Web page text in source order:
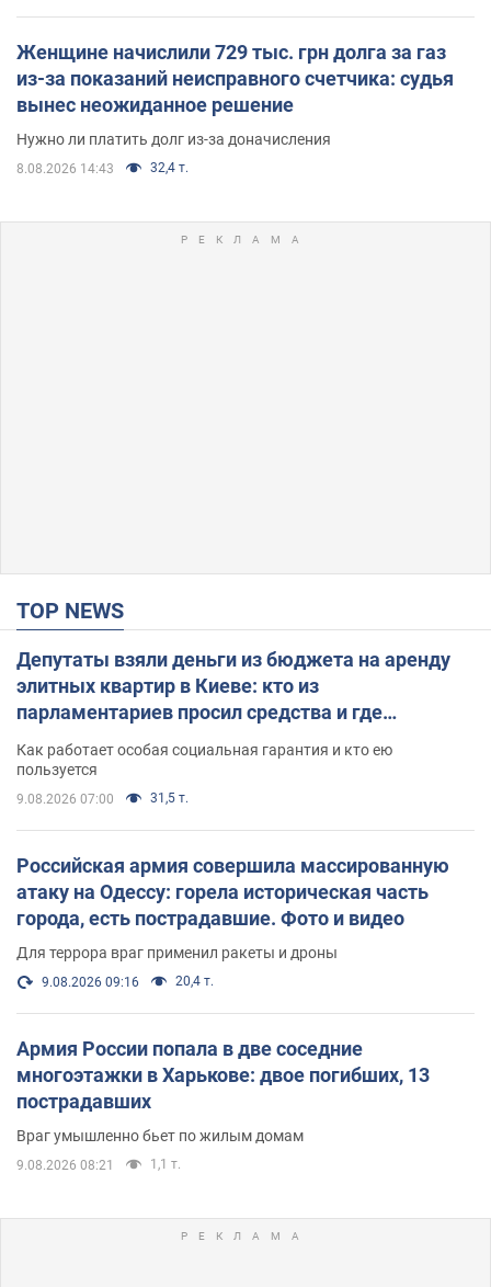
Женщине начислили 729 тыс. грн долга за газ
из-за показаний неисправного счетчика: судья
вынес неожиданное решение
Нужно ли платить долг из-за доначисления
8.08.2026 14:43 32,4 т.
TOP NEWS
Депутаты взяли деньги из бюджета на аренду
элитных квартир в Киеве: кто из
парламентариев просил средства и где
поселился
Как работает особая социальная гарантия и кто ею
пользуется
9.08.2026 07:00 31,5 т.
Российская армия совершила массированную
атаку на Одессу: горела историческая часть
города, есть пострадавшие. Фото и видео
Для террора враг применил ракеты и дроны
9.08.2026 09:16 20,4 т.
Армия России попала в две соседние
многоэтажки в Харькове: двое погибших, 13
пострадавших
Враг умышленно бьет по жилым домам
9.08.2026 08:21 1,1 т.